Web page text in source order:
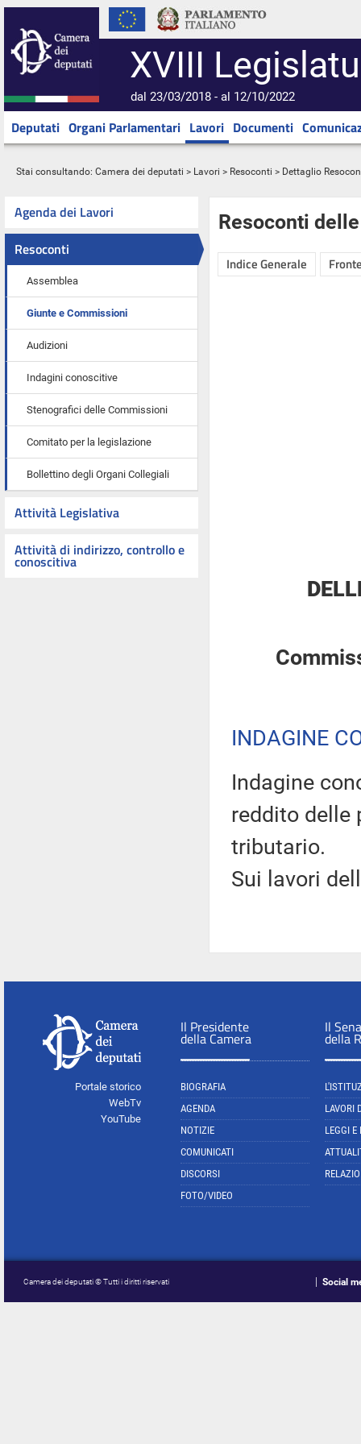
XVIII
dal 23/03/2018 - al 12/10/2022
Deputati Organi Parlamentari Lavori Documenti
Stai consultando: Camera dei deputati > Lavori > Resoconti > Dettaglio
Agenda dei Lavori
Resoconti
Assemblea
Giunte e Commissioni
Audizioni
Indagini conoscitive
Stenografici delle Commissioni
Comitato per la legislazione
Bollettino degli Organi Collegiali
Attività Legislativa
Attività di indirizzo, controllo e
conoscitiva
Resoconti
Indice Generale
INDAGINE
Indagine
reddito delle
tributario.
Sui lavori
Portale storico
WebTv
YouTube
Il Presidente
della Camera
BIOGRAFIA
AGENDA
NOTIZIE
COMUNICATI
DISCORSI
FOTO/VIDEO
Il
della
LAVORI
LEGGI E
Camera dei deputati © Tutti i diritti riservati Social